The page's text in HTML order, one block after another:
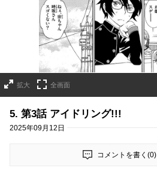
拡大 全画面
5. 第3話 アイドリング!!!
2025年09月12日
コメントを書く(0)